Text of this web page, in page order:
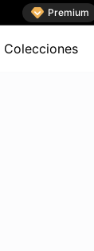
 Premium
Colecciones